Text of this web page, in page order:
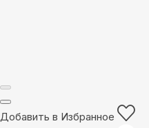
Добавить в Избранное